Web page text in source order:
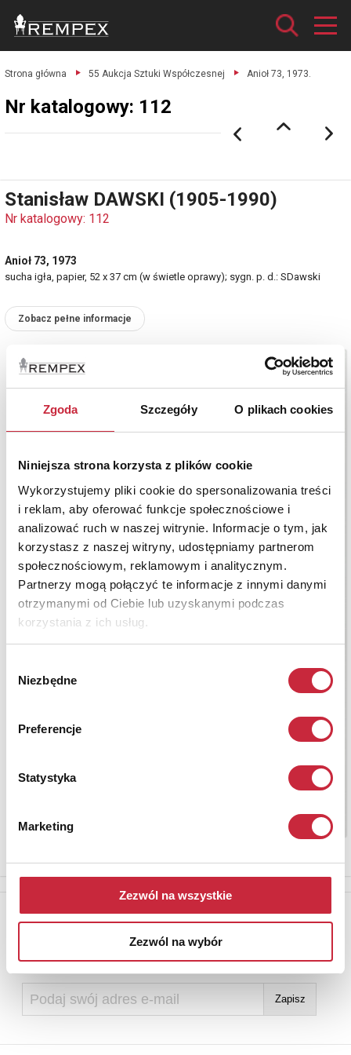
Zgoda Szczegóły O plikach cookies
Niniejsza strona korzysta z plików cookie
Wykorzystujemy pliki cookie do spersonalizowania treści
i reklam, aby oferować funkcje społecznościowe i
analizować ruch w naszej witrynie. Informacje o tym, jak
korzystasz z naszej witryny, udostępniamy partnerom
społecznościowym, reklamowym i analitycznym.
Partnerzy mogą połączyć te informacje z innymi danymi
otrzymanymi od Ciebie lub uzyskanymi podczas
korzystania z ich usług.
zgody
Niezbędne
Preferencje
Statystyka
Marketing
Zezwól na wszystkie
Zezwól na wybór
Strona główna 55 Aukcja Sztuki Współczesnej Anioł 73, 1973.
Nr katalogowy: 112
Stanisław DAWSKI (1905-1990)
Nr katalogowy: 112
Anioł 73, 1973
sucha igła, papier, 52 x 37 cm (w świetle oprawy); sygn. p. d.: SDawski
Zobacz pełne informacje
Newsletter
Aby otrzymywać informacje o nowych aukcjach, prosimy podać